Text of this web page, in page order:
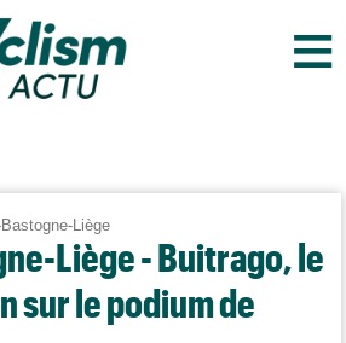
≡
Bastogne-Liège
Liège - Buitrago, le
sur le podium de